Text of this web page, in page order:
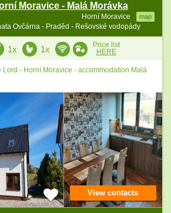
Moravice - Malá Morávka
Horní Moravice map
Ovčárna - Praděd - Rešovské vodopády
1x 1x
Price list
HERE
Lord - Horní Moravice - accommodation Malá
View contacts